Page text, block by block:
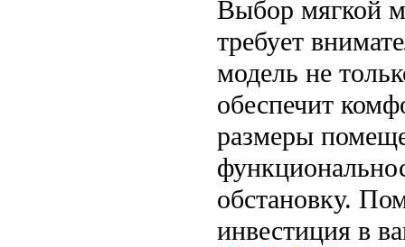
Выбор мягкой
требует
модель не
обеспечит
размеры
обстановку.
инвестиция в